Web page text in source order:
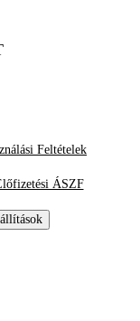
Feltételek
ÁSZF